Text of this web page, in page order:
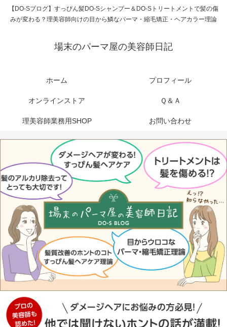
【DO-Sブログ】すっぴん髪DO-Sシャンプー＆DO-Sトリートメントで髪の傷
みが変わる？理美容師向けの目から鱗なパーマ・縮毛矯正・ヘアカラー理論
場末のパーマ屋の美容師日記
ホーム プロフィール
オンラインストア Ｑ＆Ａ
理美容師業務用SHOP お問い合わせ